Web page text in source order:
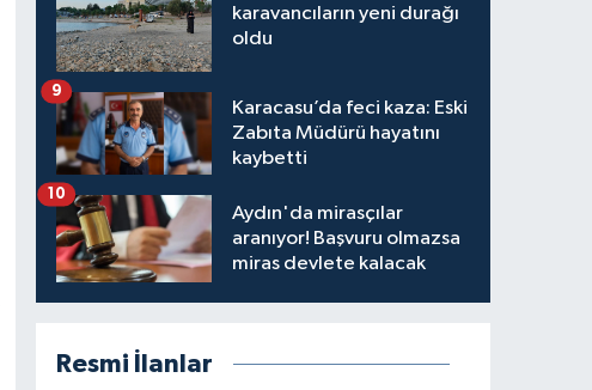
karavancıların yeni durağı
oldu
Karacasu’da feci kaza: Eski
Zabıta Müdürü hayatını
kaybetti
9
Aydın'da mirasçılar
aranıyor! Başvuru olmazsa
miras devlete kalacak
10
Resmi İlanlar